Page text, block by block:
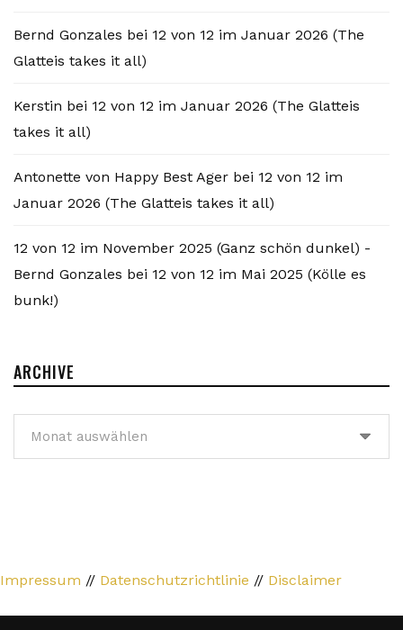
Bernd Gonzales bei 12 von 12 im Januar 2026 (The
Glatteis takes it all)
Kerstin bei 12 von 12 im Januar 2026 (The Glatteis
takes it all)
Antonette von Happy Best Ager bei 12 von 12 im
Januar 2026 (The Glatteis takes it all)
12 von 12 im November 2025 (Ganz schön dunkel) -
Bernd Gonzales bei 12 von 12 im Mai 2025 (Kölle es
bunk!)
ARCHIVE
Impressum // Datenschutzrichtlinie // Disclaimer